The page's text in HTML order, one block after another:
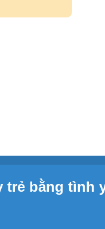
trẻ bằng tình